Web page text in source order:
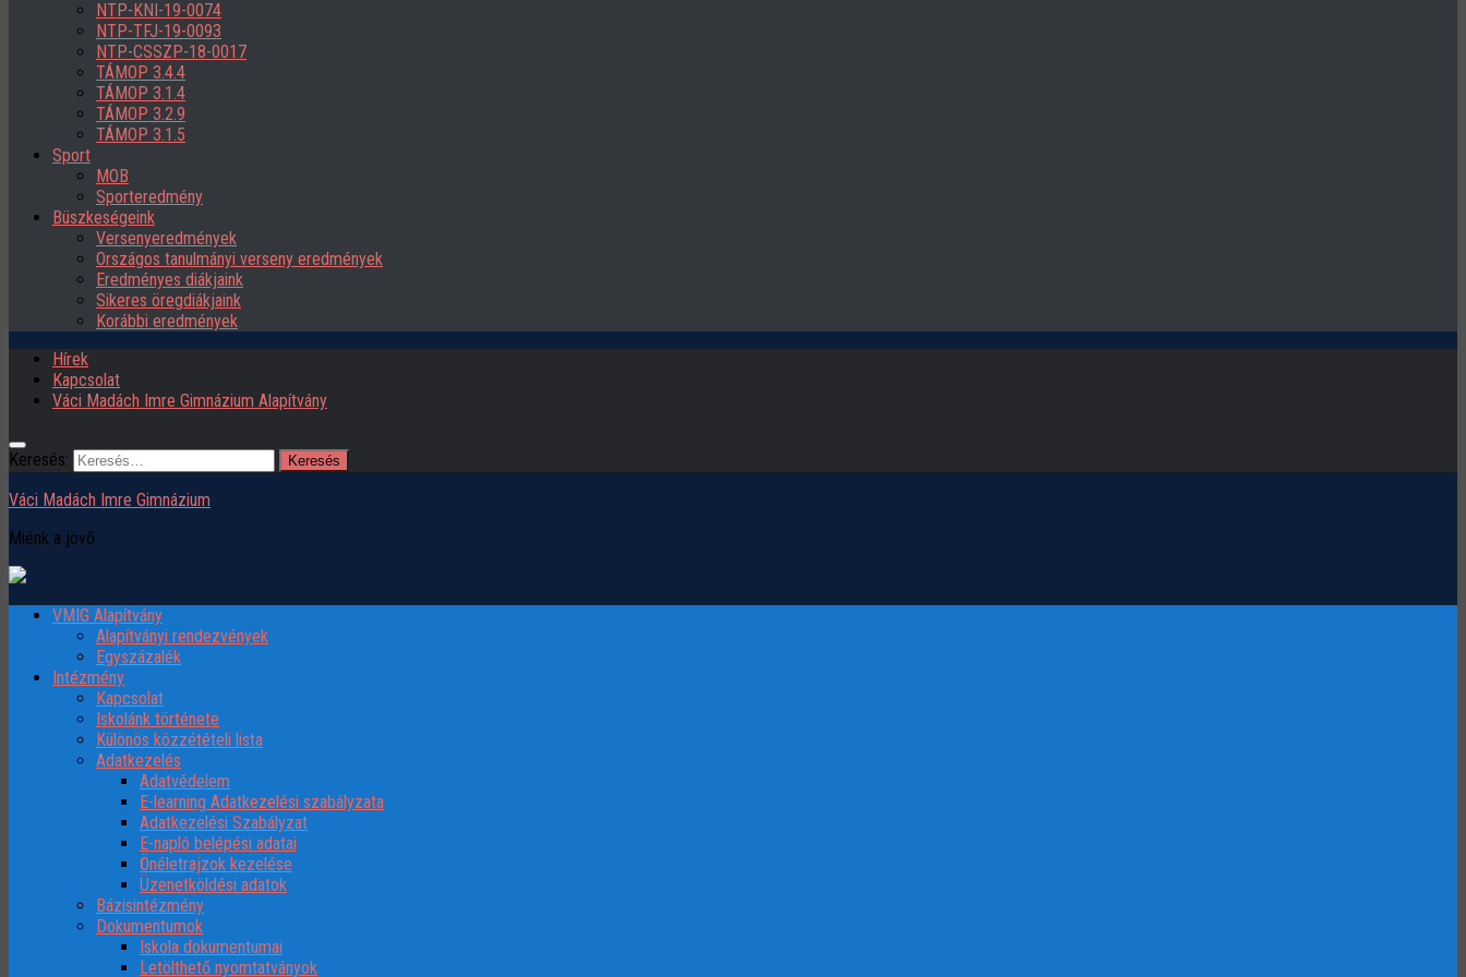
NTP-KNI-19-0074
NTP-TFJ-19-0093
NTP-CSSZP-18-0017
TÁMOP 3.4.4
TÁMOP 3.1.4
TÁMOP 3.2.9
TÁMOP 3.1.5
Sport
MOB
Sporteredmény
Büszkeségeink
Versenyeredmények
Országos tanulmányi verseny eredmények
Eredményes diákjaink
Sikeres öregdiákjaink
Korábbi eredmények
Hírek
Kapcsolat
Váci Madách Imre Gimnázium Alapítvány
Keresés:
Váci Madách Imre Gimnázium
Miénk a jövő
VMIG Alapítvány
Alapítványi rendezvények
Egyszázalék
Intézmény
Kapcsolat
Iskolánk története
Különös közzétételi lista
Adatkezelés
Adatvédelem
E-learning Adatkezelési szabályzata
Adatkezelési Szabályzat
E-napló belépési adatai
Önéletrajzok kezelése
Üzenetköldési adatok
Bázisintézmény
Dokumentumok
Iskola dokumentumai
Letölthető nyomtatványok